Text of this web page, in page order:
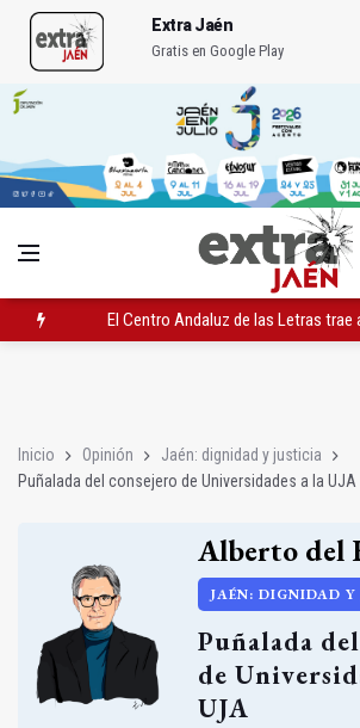
Extra Jaén
Gratis en Google Play
El Centro Andaluz de las Letras
Inicio Opinión
Jaén: dignidad y justicia
Puñalada del consejero de Universidades a la UJA
Alberto del
JAÉN: DIGNIDAD
Puñalada
de
UJA